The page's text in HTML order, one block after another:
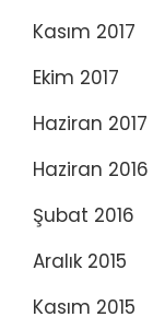
Kasım 2017
Ekim 2017
Haziran 2017
Haziran 2016
Şubat 2016
Aralık 2015
Kasım 2015